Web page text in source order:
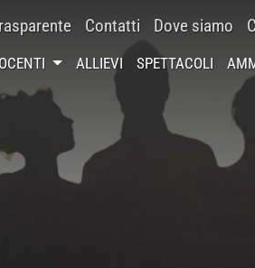
Contatti Dove siamo
ALLIEVI SPETTACOLI